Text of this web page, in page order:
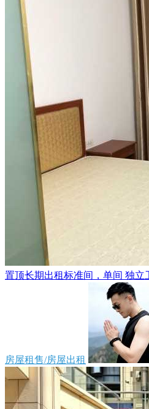
置顶长期出租标准间，单间 独立
房屋租售/房屋出租